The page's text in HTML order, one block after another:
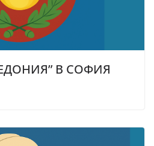
В СОФИЯ